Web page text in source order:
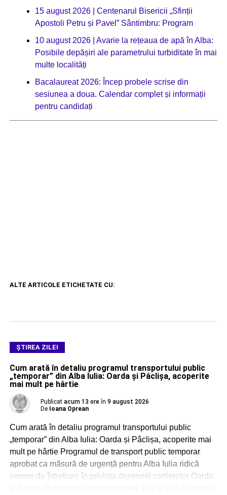
15 august 2026 | Centenarul Bisericii „Sfinții
Apostoli Petru și Pavel” Sântimbru: Program
10 august 2026 | Avarie la rețeaua de apă în Alba:
Posibile depășiri ale parametrului turbiditate în mai
multe localități
Bacalaureat 2026: Încep probele scrise din
sesiunea a doua. Calendar complet și informații
pentru candidați
ALTE ARTICOLE ETICHETATE CU:
ŞTIREA ZILEI
Cum arată în detaliu programul transportului public
„temporar” din Alba Iulia: Oarda și Pâclișa, acoperite
mai mult pe hârtie
Publicat acum 13 ore în 9 august 2026
De Ioana Oprean
Cum arată în detaliu programul transportului public
„temporar” din Alba Iulia: Oarda și Pâclișa, acoperite mai
mult pe hârtie Programul de transport public temporar
aprobat ca măsură de urgență pentru Alba Iulia ridică
semne de întrebare în privința deservirii cartierelor Oarda